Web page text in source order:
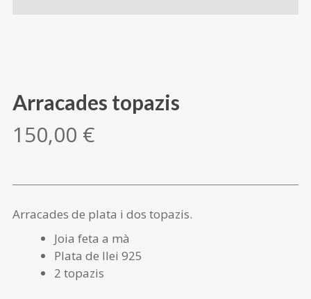
Arracades topazis
150,00 €
Arracades de plata i dos topazis.
Joia feta a mà
Plata de llei 925
2 topazis